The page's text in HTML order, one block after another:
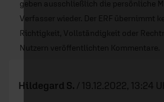
geben ausschließlich die persönliche
Verfasser wieder. Der ERF übernimmt
Richtigkeit, Vollständigkeit oder
Nutzern veröffentlichten Kommentare.
Hildegard S. / 19.12.2022, 13:24